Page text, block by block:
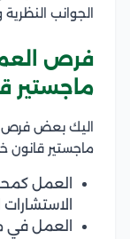
الجوانب النظرية
فرص
ماجستير
اليك بعض فرص
ماجستير قانون
العمل
العمل في